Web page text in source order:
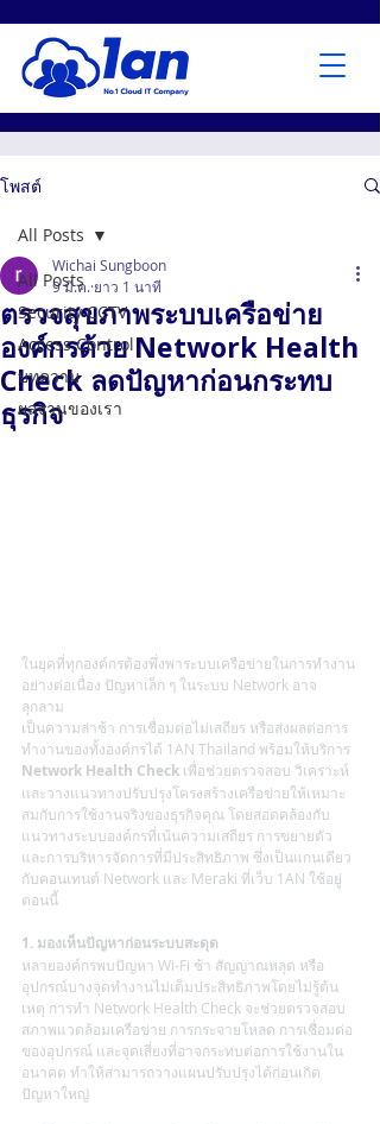
โพสต์
All Posts
Security CCTV
Access Control
บทความ
ผลงานของเรา
All Posts
ตรวจสุขภาพระบบเครือข่าย
องค์กรด้วย Network Health
Check ลดปัญหาก่อนกระทบ
ธุรกิจ
Wichai​ Sungboon​
9 มี.ค. ยาว 1 นาที
ในยุคที่ทุกองค์กรต้องพึ่งพาระบบเครือข่ายในการทำงาน
อย่างต่อเนื่อง ปัญหาเล็ก ๆ ในระบบ Network อาจ
ลุกลาม
เป็นความล่าช้า การเชื่อมต่อไม่เสถียร หรือส่งผลต่อการ
ทำงานของทั้งองค์กรได้ 1AN Thailand พร้อมให้บริการ
Network Health Check เพื่อช่วยตรวจสอบ วิเคราะห์
และวางแนวทางปรับปรุงโครงสร้างเครือข่ายให้เหมาะ
สมกับการใช้งานจริงของธุรกิจคุณ โดยสอดคล้องกับ
แนวทางระบบองค์กรที่เน้นความเสถียร การขยายตัว
และการบริหารจัดการที่มีประสิทธิภาพ ซึ่งเป็นแกนเดียว
กับคอนเทนต์ Network และ Meraki ที่เว็บ 1AN ใช้อยู่
ตอนนี้
1. มองเห็นปัญหาก่อนระบบสะดุด
หลายองค์กรพบปัญหา Wi-Fi ช้า สัญญาณหลุด หรือ
อุปกรณ์บางจุดทำงานไม่เต็มประสิทธิภาพโดยไม่รู้ต้น
เหตุ การทำ Network Health Check จะช่วยตรวจสอบ
สภาพแวดล้อมเครือข่าย การกระจายโหลด การเชื่อมต่อ
ของอุปกรณ์ และจุดเสี่ยงที่อาจกระทบต่อการใช้งานใน
อนาคต ทำให้สามารถวางแผนปรับปรุงได้ก่อนเกิด
ปัญหาใหญ่